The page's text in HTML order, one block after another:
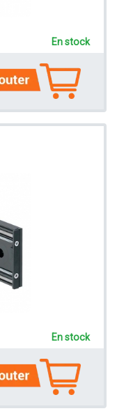
En stock
En stock